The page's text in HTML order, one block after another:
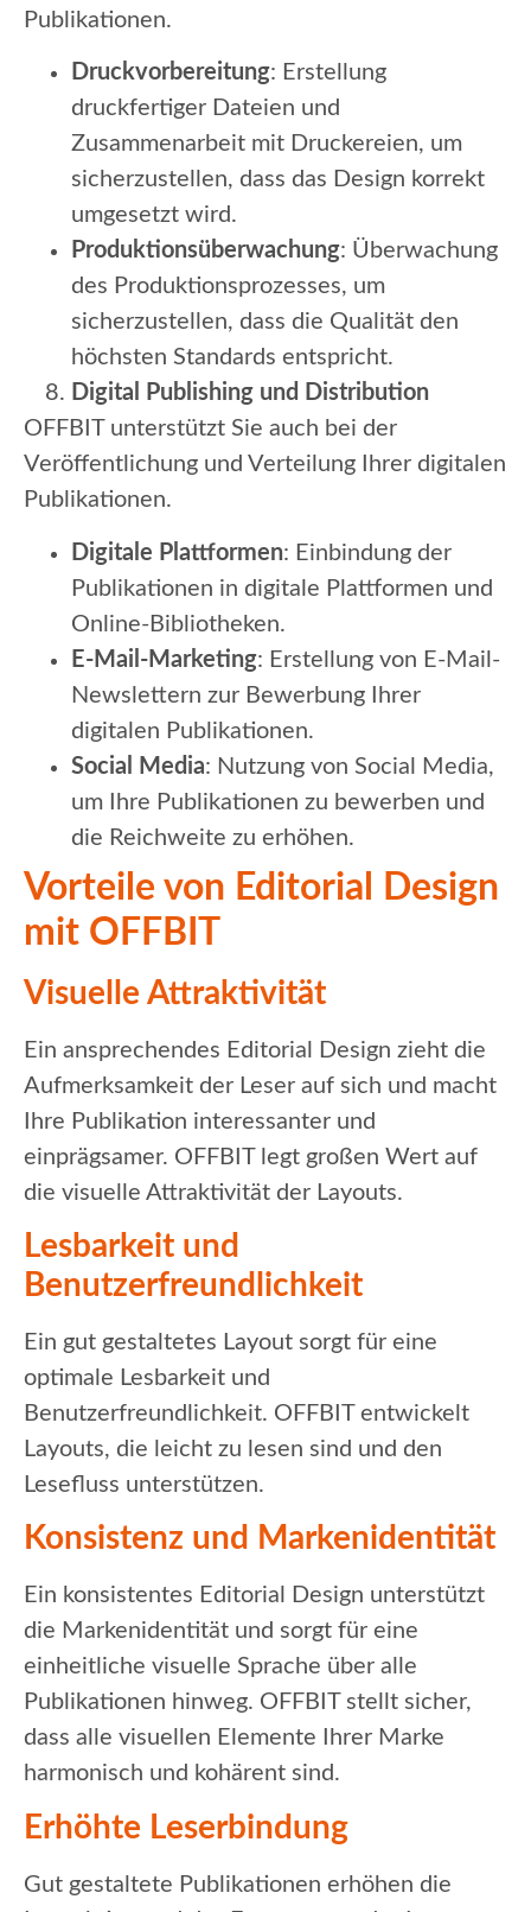
Publikationen.
Druckvorbereitung: Erstellung
druckfertiger Dateien und
Zusammenarbeit mit Druckereien, um
sicherzustellen, dass das Design korrekt
umgesetzt wird.
Produktionsüberwachung: Überwachung
des Produktionsprozesses, um
sicherzustellen, dass die Qualität den
höchsten Standards entspricht.
Digital Publishing und Distribution
OFFBIT unterstützt Sie auch bei der
Veröffentlichung und Verteilung Ihrer digitalen
Publikationen.
Digitale Plattformen: Einbindung der
Publikationen in digitale Plattformen und
Online-Bibliotheken.
E-Mail-Marketing: Erstellung von E-Mail-
Newslettern zur Bewerbung Ihrer
digitalen Publikationen.
Social Media: Nutzung von Social Media,
um Ihre Publikationen zu bewerben und
die Reichweite zu erhöhen.
Vorteile von Editorial Design
mit OFFBIT
Visuelle Attraktivität
Ein ansprechendes Editorial Design zieht die
Aufmerksamkeit der Leser auf sich und macht
Ihre Publikation interessanter und
einprägsamer. OFFBIT legt großen Wert auf
die visuelle Attraktivität der Layouts.
Lesbarkeit und
Benutzerfreundlichkeit
Ein gut gestaltetes Layout sorgt für eine
optimale Lesbarkeit und
Benutzerfreundlichkeit. OFFBIT entwickelt
Layouts, die leicht zu lesen sind und den
Lesefluss unterstützen.
Konsistenz und Markenidentität
Ein konsistentes Editorial Design unterstützt
die Markenidentität und sorgt für eine
einheitliche visuelle Sprache über alle
Publikationen hinweg. OFFBIT stellt sicher,
dass alle visuellen Elemente Ihrer Marke
harmonisch und kohärent sind.
Erhöhte Leserbindung
Gut gestaltete Publikationen erhöhen die